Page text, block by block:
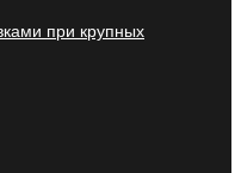
при крупных